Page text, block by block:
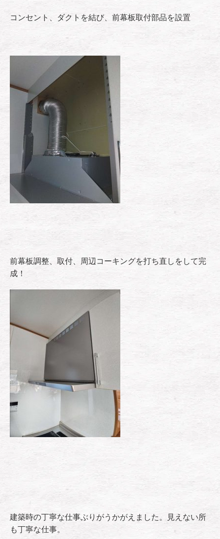
コンセント、ダクトを結び、前幕板取付部品を設置
前幕板調整、取付、周辺コーキングを打ち直しをして完
成！
建築時の丁寧な仕事ぶりがうかがえました。見えない所
も丁寧な仕事。